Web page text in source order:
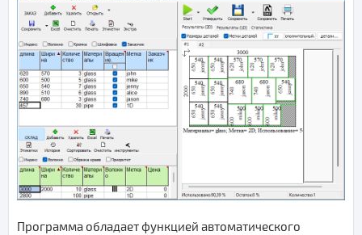
Программа обладает функцией автоматического